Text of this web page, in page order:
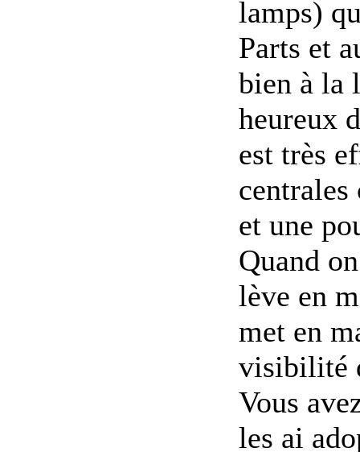
lamps)
Parts et
bien à la
heureux
est très
centrales
et une
Quand
lève en
met en
visibilité
Vous
les ai